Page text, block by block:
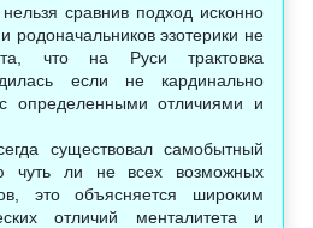
сравнив подход исконно
родоначальников эзотерики не
что на Руси трактовка
если не кардинально
определенными отличиями и
существовал самобытный
чуть ли не всех возможных
это объясняется широким
отличий менталитета и